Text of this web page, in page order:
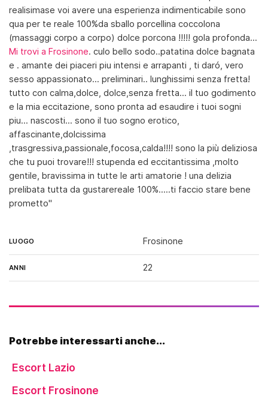
realisimase voi avere una esperienza indimenticabile sono
qua per te reale 100%️da sballo porcellina coccolona
(massaggi corpo a corpo) dolce porcona !!!!! gola profonda...
Mi trovi a Frosinone. culo bello sodo..patatina dolce bagnata
e . amante dei piaceri piu intensi e arrapanti , ti daró, vero
sesso appassionato... preliminari.. lunghissimi senza fretta!️
tutto con calma,dolce, dolce,senza fretta... il tuo godimento
e la mia eccitazione, sono pronta ad esaudire i tuoi sogni
piu... nascosti... sono il tuo sogno erotico,
affascinante,dolcissima
,trasgressiva,passionale,focosa,calda!!!! sono la più deliziosa
che tu puoi trovare!!! stupenda ed eccitantissima ,molto
gentile, bravissima in tutte le arti amatorie ! una delizia
prelibata tutta da gustare️reale 100%…..️ti faccio stare bene
prometto️"
LUOGO Frosinone
ANNI 22
Potrebbe interessarti anche...
Escort Lazio
Escort Frosinone